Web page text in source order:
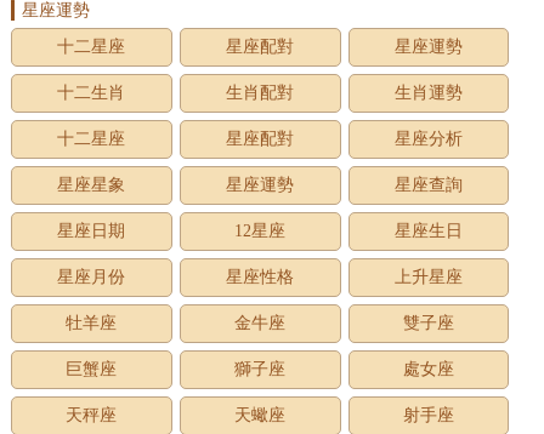
星座運勢
十二星座
星座配對 星座運勢
十二生肖 生肖配對 生肖運勢
十二星座 星座配對 星座分析
星座星象 星座運勢 星座查詢
星座日期 12星座 星座生日
星座月份 星座性格 上升星座
牡羊座 金牛座 雙子座
巨蟹座 獅子座 處女座
天秤座 天蠍座 射手座